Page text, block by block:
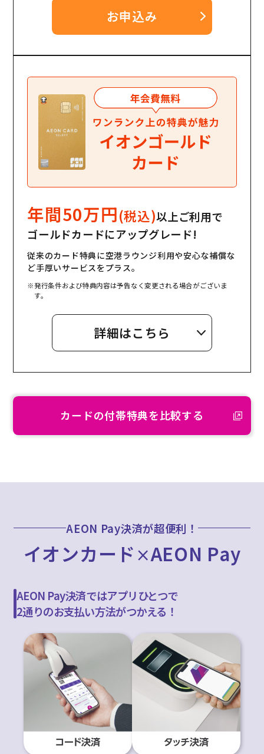
お申込み
年間50万円(税込)以上ご利用で
ゴールドカードにアップグレード!
従来のカード特典に空港ラウンジ利用や安心な補償な
ど手厚いサービスをプラス。
※発行条件および特典内容は予告なく変更される場合がございま
す。
詳細はこちら
カードの付帯特典を比較する
AEON Pay決済が超便利！
イオンカード ×AEON Pay
AEON Pay決済ではアプリひとつで
2通りのお支払い方法がつかえる！